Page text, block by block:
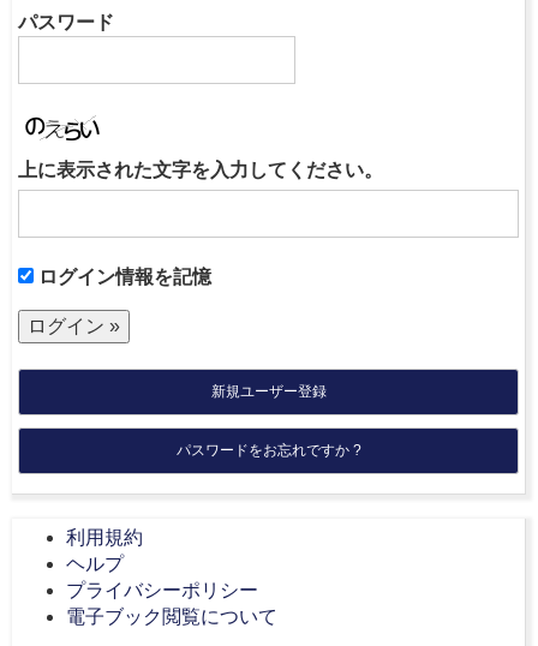
パスワード
上に表示された文字を入力してください。
ログイン情報を記憶
新規ユーザー登録
パスワードをお忘れですか ?
利用規約
ヘルプ
プライバシーポリシー
電子ブック閲覧について